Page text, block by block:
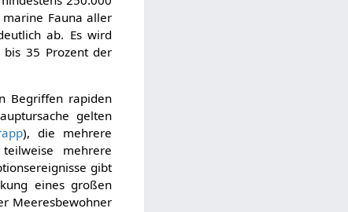
Fauna aller
ab. Es wird
35 Prozent der
Begriffen rapiden
gelten
), die mehrere
mehrere
gibt
eines großen
Meeresbewohner